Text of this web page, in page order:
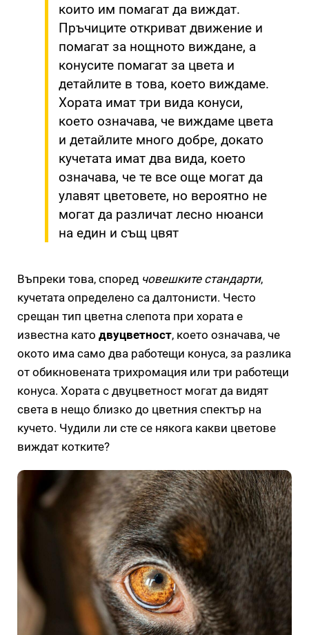
които им помагат да виждат.
Пръчиците откриват движение и
помагат за нощното виждане, а
конусите помагат за цвета и
детайлите в това, което виждаме.
Хората имат три вида конуси,
което означава, че виждаме цвета
и детайлите много добре, докато
кучетата имат два вида, което
означава, че те все още могат да
улавят цветовете, но вероятно не
могат да различат лесно нюанси
на един и същ цвят
Въпреки това, според човешките стандарти,
кучетата определено са далтонисти. Често
срещан тип цветна слепота при хората е
известна като двуцветност, което означава, че
окото има само два работещи конуса, за разлика
от обикновената трихромация или три работещи
конуса. Хората с двуцветност могат да видят
света в нещо близко до цветния спектър на
кучето. Чудили ли сте се някога какви цветове
виждат котките?